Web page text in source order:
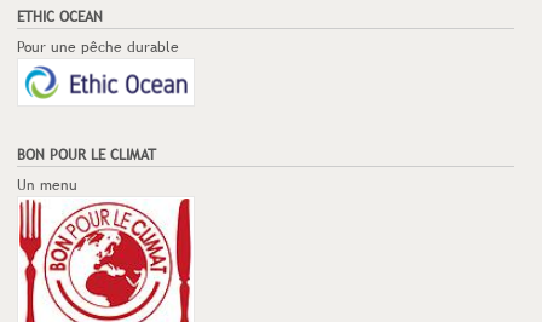
ETHIC OCEAN
Pour une pêche durable
BON POUR LE CLIMAT
Un menu